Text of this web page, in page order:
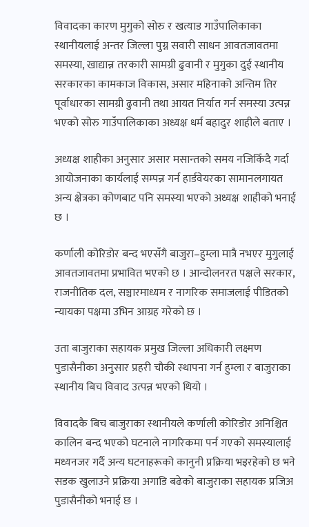
विवादका कारण मुगुको सोरु र खत्याड गाउँपालिकाका
स्थानीयलाई अन्तर जिल्ला पुग्न सवारी साधन आवतजावतमा
समस्या, खाद्यान्न तरकारी सामग्री ढुवानी र मुगुका दुई स्थानीय
सरकारका कामकाज विकास, असार महिनाको अन्तिम तिर
पूर्वाधारका सामग्री ढुवानी तथा आयत निर्यात गर्न समस्या उत्पन्न
भएको सोरु गाउँपालिकाका अध्यक्ष धर्म बहादुर शाहीले बताए ।
अध्यक्ष शाहीका अनुसार असार मसान्तको समय नजिकिँदै गर्दा
आयोजनाका कार्यलाई सम्पन्न गर्न हार्डवेयरका सामानलगायत
अन्य क्षेत्रका कोणबाट पनि समस्या भएको अध्यक्ष शाहीको भनाई
छ ।
कर्णाली कोरिडोर बन्द भएसँगै बाजुरा–हुम्ला मात्रै नभएर मुगुलाई
आवतजावतमा प्रभावित भएको छ । आन्दोलनरत पक्षले सरकार,
राजनीतिक दल, सञ्चारमाध्यम र नागरिक समाजलाई पीडितको
न्यायका पक्षमा उभिन आग्रह गरेको छ ।
उता बाजुराका सहायक प्रमुख जिल्ला अधिकारी लक्ष्मण
पुडासैनीका अनुसार प्रहरी चौकी स्थापना गर्न हुम्ला र बाजुराका
स्थानीय बिच विवाद उत्पन्न भएको थियो ।
विवादकै बिच बाजुराका स्थानीयले कर्णाली कोरिडोर अनिश्चित
कालिन बन्द भएको घटनाले नागरिकमा पर्न गएको समस्यालाई
मध्यनजर गर्दै अन्य घटनाहरूको कानुनी प्रक्रिया भइरहेको छ भने
सडक खुलाउने प्रक्रिया अगाडि बढेको बाजुराका सहायक प्रजिअ
पुडासैनीको भनाई छ ।